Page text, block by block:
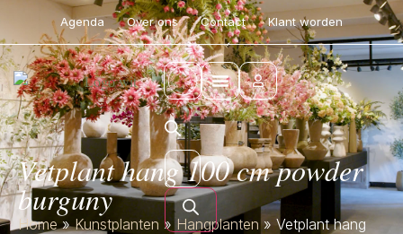
Agenda Over ons Contact Klant worden
Vetplant hang 100 cm powder
burguny
Home »Kunstplanten» Hangplanten»Vetplant hang